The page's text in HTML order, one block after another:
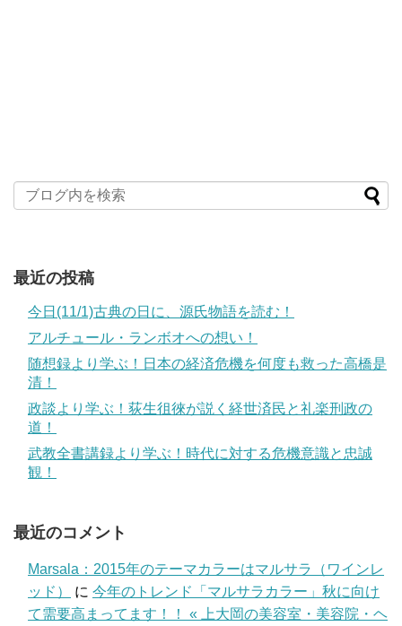
最近の投稿
今日(11/1)古典の日に、源氏物語を読む！
アルチュール・ランボオへの想い！
随想録より学ぶ！日本の経済危機を何度も救った高橋是
清！
政談より学ぶ！荻生徂徠が説く経世済民と礼楽刑政の
道！
武教全書講録より学ぶ！時代に対する危機意識と忠誠
観！
最近のコメント
Marsala：2015年のテーマカラーはマルサラ（ワインレ
ッド）
に 今年のトレンド「マルサラカラー」秋に向け
て需要高まってます！！ « 上大岡の美容室・美容院・ヘ